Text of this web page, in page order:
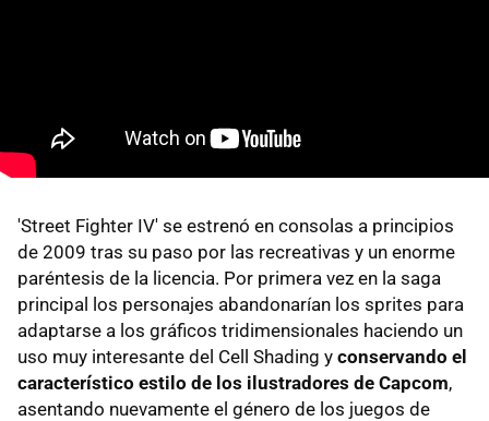
'Street Fighter IV' se estrenó en consolas a principios
de 2009 tras su paso por las recreativas y un enorme
paréntesis de la licencia. Por primera vez en la saga
principal los personajes abandonarían los sprites para
adaptarse a los gráficos tridimensionales haciendo un
uso muy interesante del Cell Shading y conservando el
característico estilo de los ilustradores de Capcom,
asentando nuevamente el género de los juegos de